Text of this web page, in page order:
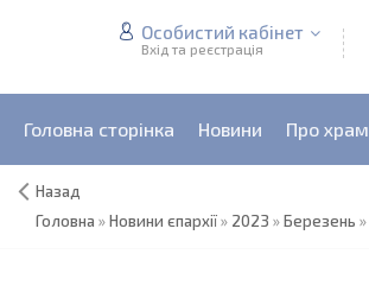
Особистий кабінет
Вхід та реєстрація
Головна сторінка Новини Про храм
Назад
Головна »Новини єпархії» 2023 »Березень »